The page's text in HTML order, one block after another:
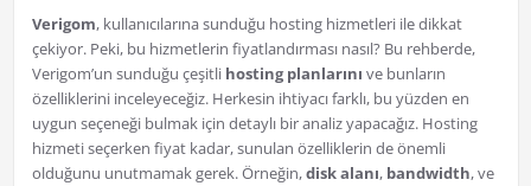
Verigom, kullanıcılarına sunduğu hosting hizmetleri ile dikkat
çekiyor. Peki, bu hizmetlerin fiyatlandırması nasıl? Bu rehberde,
Verigom’un sunduğu çeşitli hosting planlarını ve bunların
özelliklerini inceleyeceğiz. Herkesin ihtiyacı farklı, bu yüzden en
uygun seçeneği bulmak için detaylı bir analiz yapacağız. Hosting
hizmeti seçerken fiyat kadar, sunulan özelliklerin de önemli
olduğunu unutmamak gerek. Örneğin,disk alanı, bandwidth, ve